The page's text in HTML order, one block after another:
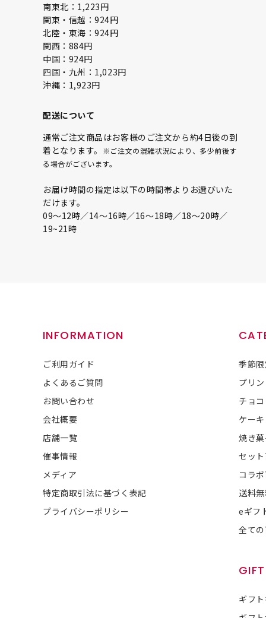
南東北：1,223円
関東・信越：924円
北陸・東海：924円
関西：884円
中国：924円
四国・九州：1,023円
沖縄：1,923円
配送について
通常ご注文商品はお客様のご注文から約4日後の到
着となります。
※ご注文の混雑状況により、多少前後す
る場合がございます。
お届け時間の指定は以下の時間帯よりお選びいた
だけます。
09〜12時／14〜16時／16〜18時／18〜20時／
19~21時
INFORMATION
ご利用ガイド
よくあるご質問
お問い合わせ
会社概要
店舗一覧
催事情報
メディア
特定商取引法に基づく表記
プライバシーポリシー
季節
プリン
チョ
ケーキ
焼き
セッ
コラ
送料
eギフ
全て
GIFT
ギフ